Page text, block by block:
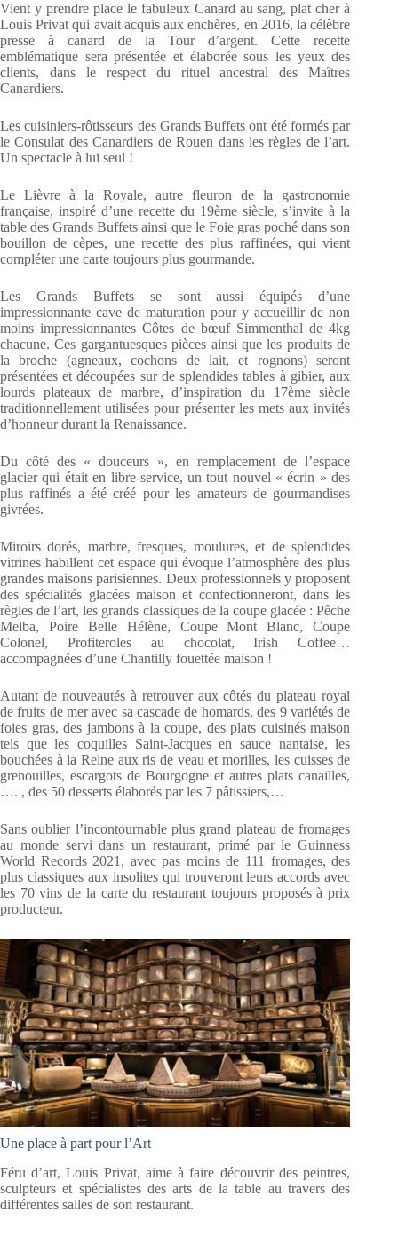
Vient y prendre place le fabuleux Canard au sang, plat cher à
Louis Privat qui avait acquis aux enchères, en 2016, la célèbre
presse à canard de la Tour d’argent. Cette recette
emblématique sera présentée et élaborée sous les yeux des
clients, dans le respect du rituel ancestral des Maîtres
Canardiers.
Les cuisiniers-rôtisseurs des Grands Buffets ont été formés par
le Consulat des Canardiers de Rouen dans les règles de l’art.
Un spectacle à lui seul !
Le Lièvre à la Royale, autre fleuron de la gastronomie
française, inspiré d’une recette du 19ème siècle, s’invite à la
table des Grands Buffets ainsi que le Foie gras poché dans son
bouillon de cèpes, une recette des plus raffinées, qui vient
compléter une carte toujours plus gourmande.
Les Grands Buffets se sont aussi équipés d’une
impressionnante cave de maturation pour y accueillir de non
moins impressionnantes Côtes de bœuf Simmenthal de 4kg
chacune. Ces gargantuesques pièces ainsi que les produits de
la broche (agneaux, cochons de lait, et rognons) seront
présentées et découpées sur de splendides tables à gibier, aux
lourds plateaux de marbre, d’inspiration du 17ème siècle
traditionnellement utilisées pour présenter les mets aux invités
d’honneur durant la Renaissance.
Du côté des « douceurs », en remplacement de l’espace
glacier qui était en libre-service, un tout nouvel « écrin » des
plus raffinés a été créé pour les amateurs de gourmandises
givrées.
Miroirs dorés, marbre, fresques, moulures, et de splendides
vitrines habillent cet espace qui évoque l’atmosphère des plus
grandes maisons parisiennes. Deux professionnels y proposent
des spécialités glacées maison et confectionneront, dans les
règles de l’art, les grands classiques de la coupe glacée : Pêche
Melba, Poire Belle Hélène, Coupe Mont Blanc, Coupe
Colonel, Profiteroles au chocolat, Irish Coffee…
accompagnées d’une Chantilly fouettée maison !
Autant de nouveautés à retrouver aux côtés du plateau royal
de fruits de mer avec sa cascade de homards, des 9 variétés de
foies gras, des jambons à la coupe, des plats cuisinés maison
tels que les coquilles Saint-Jacques en sauce nantaise, les
bouchées à la Reine aux ris de veau et morilles, les cuisses de
grenouilles, escargots de Bourgogne et autres plats canailles,
…. , des 50 desserts élaborés par les 7 pâtissiers,…
Sans oublier l’incontournable plus grand plateau de fromages
au monde servi dans un restaurant, primé par le Guinness
World Records 2021, avec pas moins de 111 fromages, des
plus classiques aux insolites qui trouveront leurs accords avec
les 70 vins de la carte du restaurant toujours proposés à prix
producteur.
Une place à part pour l’Art
Féru d’art, Louis Privat, aime à faire découvrir des peintres,
sculpteurs et spécialistes des arts de la table au travers des
différentes salles de son restaurant.